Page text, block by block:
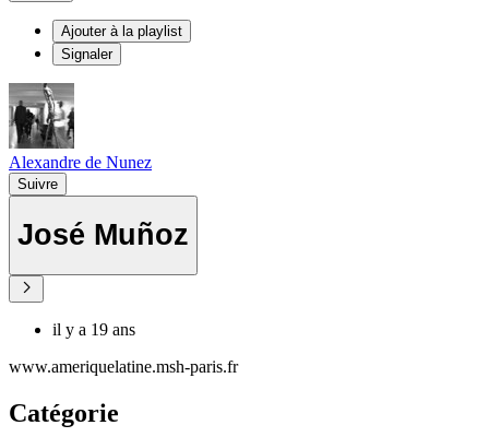
Ajouter à la playlist
Signaler
Alexandre de Nunez
Suivre
José Muñoz
il y a 19 ans
www.ameriquelatine.msh-paris.fr
Catégorie